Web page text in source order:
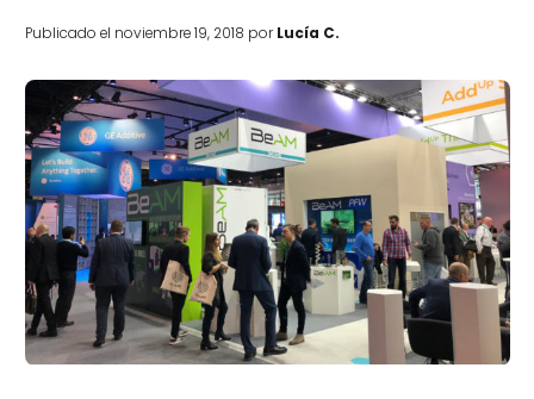
Publicado el noviembre 19, 2018 porLucía C.